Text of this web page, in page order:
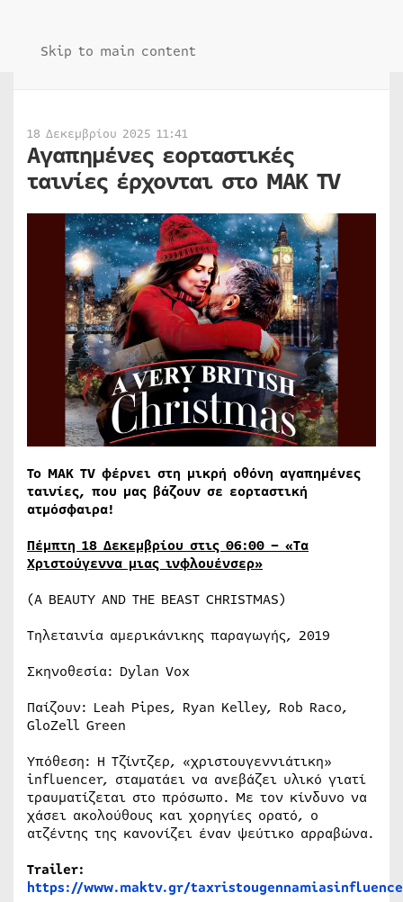
Skip to main content
18 Δεκεμβρίου 2025 11:41
Αγαπημένες εορταστικές
ταινίες έρχονται στο ΜΑΚ TV
Το ΜΑΚ TV φέρνει στη μικρή οθόνη αγαπημένες
ταινίες, που μας βάζουν σε εορταστική
ατμόσφαιρα!
Πέμπτη 18 Δεκεμβρίου στις 06:00 – «Τα
Χριστούγεννα μιας ινφλουένσερ»
(A BEAUTY AND THE BEAST CHRISTMAS)
Τηλεταινία αμερικάνικης παραγωγής, 2019
Σκηνοθεσία: Dylan Vox
Παίζουν: Leah Pipes, Ryan Kelley, Rob Raco,
GloZell Green
Υπόθεση: Η Τζίντζερ, «χριστουγεννιάτικη»
influencer, σταματάει να ανεβάζει υλικό γιατί
τραυματίζεται στο πρόσωπο. Με τον κίνδυνο να
χάσει ακολούθους και χορηγίες ορατό, ο
ατζέντης της κανονίζει έναν ψεύτικο αρραβώνα.
Trailer:
https://www.maktv.gr/